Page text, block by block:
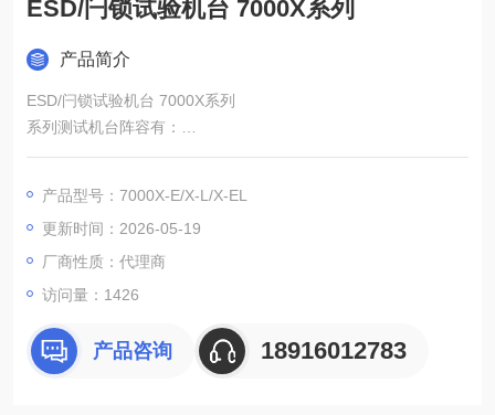
ESD/闩锁试验机台 7000X系列
产品简介
ESD/闩锁试验机台 7000X系列
系列测试机台阵容有：
●7000X-E（专用于ESD试验）
●7000X-EL（用于ESD/闩锁试验）
产品型号：7000X-E/X-L/X-EL
更新时间：2026-05-19
厂商性质：代理商
访问量：1426
产品咨询 18916012783